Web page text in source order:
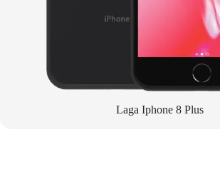
Laga Iphone 8 Plus